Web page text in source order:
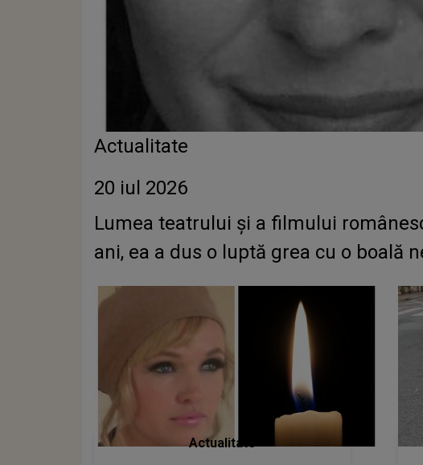
Actualitate
20 iul 2026
Lumea teatrului și a filmului
ani, ea a dus o luptă grea cu o boală
Actualitate